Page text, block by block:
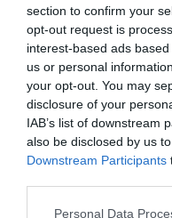
section to confirm your
opt-out request is
interest-based ads
us or personal
your opt-out. You may
disclosure of your
IAB’s list of downstream
also be disclosed by us
Downstream Participants
Please note that this
Personal Data
ΔΙΕΘΝΗΣ ΑΣΦΑΛΕΙΑ
Ιράν: «Φρένο»